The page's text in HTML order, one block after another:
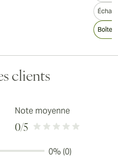
Boîte
clients
Note moyenne
0/5
0% (0)